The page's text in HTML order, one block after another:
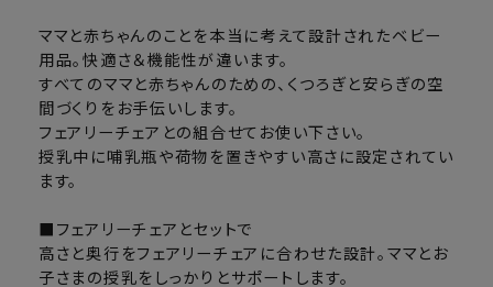
ママと赤ちゃんのことを本当に考えて設計されたベビー
用品。快適さ＆機能性が違います。
すべてのママと赤ちゃんのための、くつろぎと安らぎの空
間づくりをお手伝いします。
フェアリーチェアとの組合せてお使い下さい。
授乳中に哺乳瓶や荷物を置きやすい高さに設定されてい
ます。
■フェアリーチェアとセットで
高さと奥行をフェアリーチェアに合わせた設計。ママとお
子さまの授乳をしっかりとサポートします。